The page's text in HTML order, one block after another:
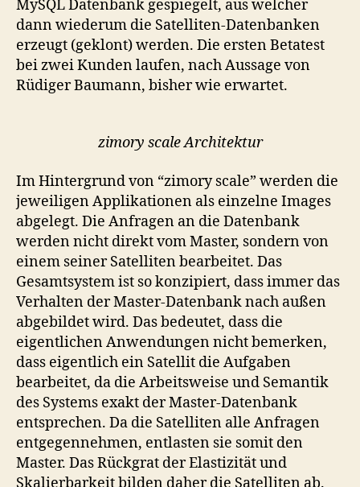
MySQL Datenbank gespiegelt, aus welcher
dann wiederum die Satelliten-Datenbanken
erzeugt (geklont) werden. Die ersten Betatest
bei zwei Kunden laufen, nach Aussage von
Rüdiger Baumann, bisher wie erwartet.
zimory scale Architektur
Im Hintergrund von “zimory scale” werden die
jeweiligen Applikationen als einzelne Images
abgelegt. Die Anfragen an die Datenbank
werden nicht direkt vom Master, sondern von
einem seiner Satelliten bearbeitet. Das
Gesamtsystem ist so konzipiert, dass immer das
Verhalten der Master-Datenbank nach außen
abgebildet wird. Das bedeutet, dass die
eigentlichen Anwendungen nicht bemerken,
dass eigentlich ein Satellit die Aufgaben
bearbeitet, da die Arbeitsweise und Semantik
des Systems exakt der Master-Datenbank
entsprechen. Da die Satelliten alle Anfragen
entgegennehmen, entlasten sie somit den
Master. Das Rückgrat der Elastizität und